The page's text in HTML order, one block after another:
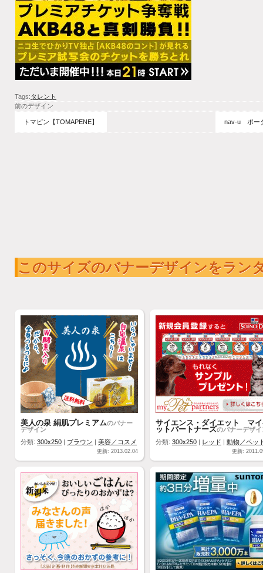
Tags:タレント
前のデザイン
トマピン【TOMAPENE】 nav-u ポー
このサイズのバナーデザインをラン
美人の泉 絹肌プレミアムのバナー
デザイン
分類: 300x250 ブラウン 美容／コスメ
更新: 2013.02.04
サイエンス・ダイエット マ
ットパートナーズのバナーデザ
分類: 300x250 レッド 動物／ペッ
更新: